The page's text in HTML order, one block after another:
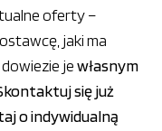
oferty –
jaki ma
jewłasnym
się już
o indywidualną